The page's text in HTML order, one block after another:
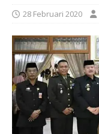
28 Februari 2020